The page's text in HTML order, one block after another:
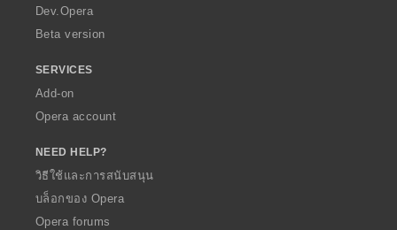
a
Dev.Opera
Beta version
SERVICES
Add-on
Opera account
NEED HELP?
วิธีใช้และการสนับสนุน
บล็อกของ Opera
Opera forums